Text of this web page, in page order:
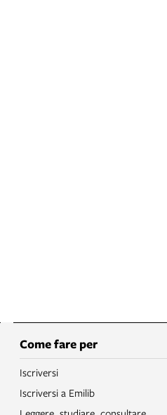
Come fare per
Iscriversi
Iscriversi a Emilib